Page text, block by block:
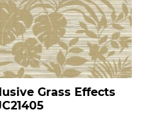
Grass Effects